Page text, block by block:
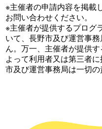
※主催者の申請内容を掲載
お問い合わせください。
※主催者が提供するプログ
いて、長野市及び運営事
ん。万一、主催者が提供
よって利用者又は第三者
市及び運営事務局は一切の